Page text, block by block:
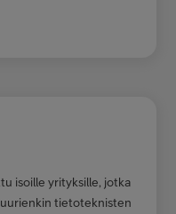
isoille yrityksille, jotka
tietoteknisten